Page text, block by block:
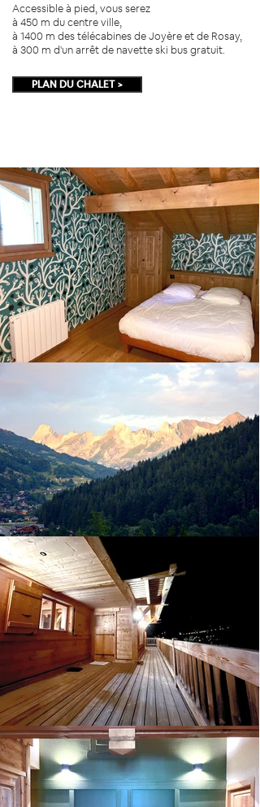
Accessible à pied, vous serez
à 450 m du centre ville,
à 1400 m des télécabines de Joyère et de Rosay,
à 300 m d'un arrêt de navette ski bus gratuit.
PLAN DU CHALET >